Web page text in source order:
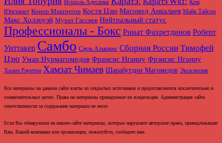
Исраэль Адесанья
Кем
Юнгквист Конор Макгрегор Костя Цзю Магомед Анкалаев Майк Тайсон
Макс Холлоуэй Мурат Гассиев Нейтральный статус
Профессионалы - Бокс Ринат Фахретдинов Роберт
Уиттакер Самбо Сауль Альварес Сборная России Тимофей
Цзю Умар Нурмагомедов Франсис Нганну Фрэнсис Нганну
Халил Раунтри Хамзат Чимаев Шарабутдин Магомедов Эксклюзив
Все материалы на данном сайте взяты из открытых источников и предоставляются исключительно в
ознакомительных целях. Права на материалы принадлежат их владельцам. Администрация сайта
ответственности за содержание материала не несет.
Если Вы обнаружили на нашем сайте материалы, которые нарушают авторские права, принадлежащие
Вам, Вашей компании или организации, пожалуйста, сообщите нам.